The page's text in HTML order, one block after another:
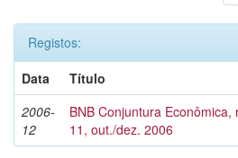
Registos:
Data
Título
2006-
12
BNB Conjuntura Econômica,
11, out./dez. 2006